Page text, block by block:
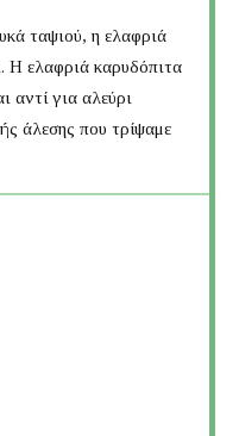
ταψιού, η ελαφριά
Η ελαφριά καρυδόπιτα
αντί για αλεύρι
άλεσης που τρίψαμε